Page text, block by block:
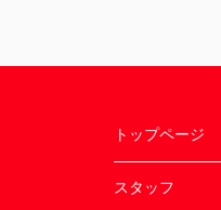
トップページ
スタッフ